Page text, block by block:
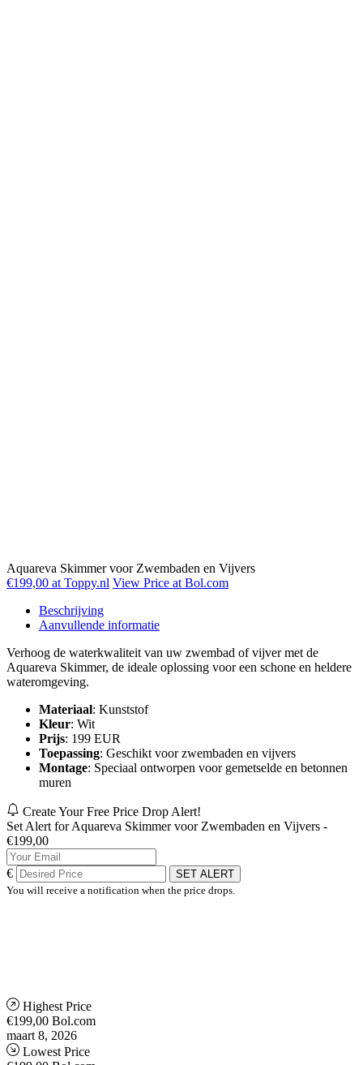
Aquareva Skimmer voor Zwembaden en Vijvers
€199,00 at Toppy.nl View Price at Bol.com
Beschrijving
Aanvullende informatie
Verhoog de waterkwaliteit van uw zwembad of vijver met de
Aquareva Skimmer, de ideale oplossing voor een schone en heldere
wateromgeving.
Materiaal: Kunststof
Kleur: Wit
Prijs: 199 EUR
Toepassing: Geschikt voor zwembaden en vijvers
Montage: Speciaal ontworpen voor gemetselde en betonnen
muren
Create Your Free Price Drop Alert!
Set Alert for Aquareva Skimmer voor Zwembaden en Vijvers -
€199,00
€
SET ALERT
You will receive a notification when the price drops.
Highest Price
€199,00 Bol.com
maart 8, 2026
Lowest Price